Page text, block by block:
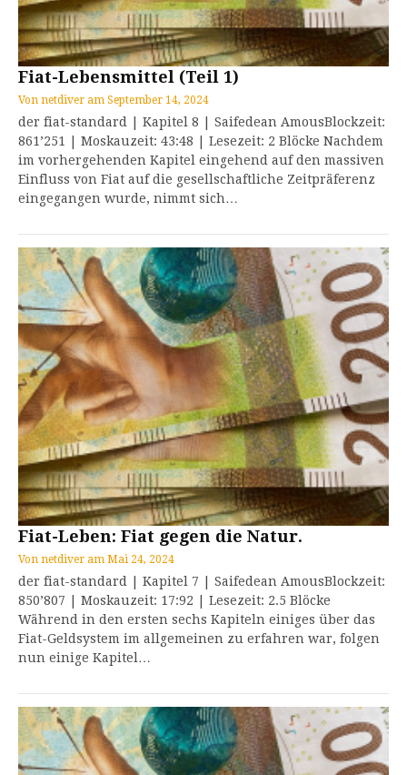
Fiat-Lebensmittel (Teil 1)
Von netdiver am September 14, 2024
der fiat-standard | Kapitel 8 | Saifedean AmousBlockzeit:
861’251 | Moskauzeit: 43:48 | Lesezeit: 2 Blöcke Nachdem
im vorhergehenden Kapitel eingehend auf den massiven
Einfluss von Fiat auf die gesellschaftliche Zeitpräferenz
eingegangen wurde, nimmt sich…
Fiat-Leben: Fiat gegen die Natur.
Von netdiver am Mai 24, 2024
der fiat-standard | Kapitel 7 | Saifedean AmousBlockzeit:
850’807 | Moskauzeit: 17:92 | Lesezeit: 2.5 Blöcke
Während in den ersten sechs Kapiteln einiges über das
Fiat-Geldsystem im allgemeinen zu erfahren war, folgen
nun einige Kapitel…